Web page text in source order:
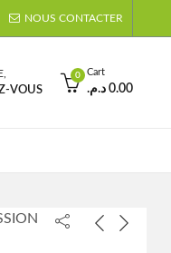
NOUS CONTACTER
VOUS
0 Cart
0.00 د.م.